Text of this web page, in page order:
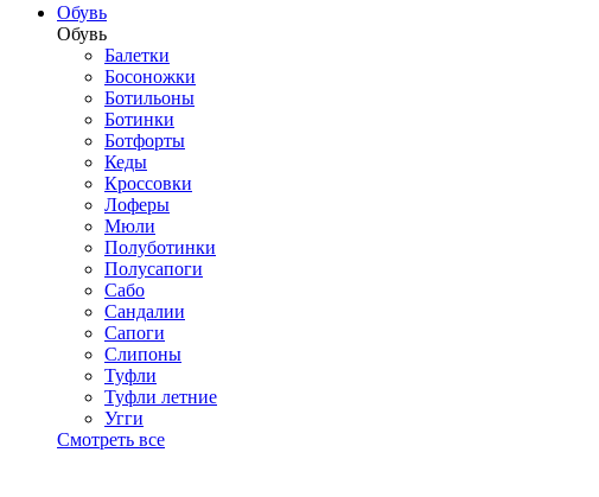
Обувь
Обувь
Балетки
Босоножки
Ботильоны
Ботинки
Ботфорты
Кеды
Кроссовки
Лоферы
Мюли
Полуботинки
Полусапоги
Сабо
Сандалии
Сапоги
Слипоны
Туфли
Туфли летние
Угги
Смотреть все